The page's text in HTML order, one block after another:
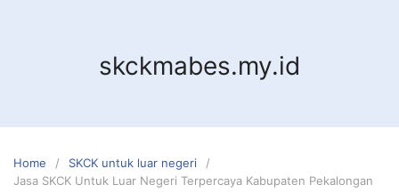
skckmabes.my.id
Home
SKCK untuk luar negeri
Jasa SKCK Untuk Luar Negeri Terpercaya Kabupaten Pekalongan